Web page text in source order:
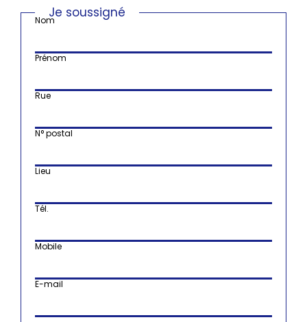
Je soussigné
Nom
Prénom
Rue
N° postal
Lieu
Tél.
Mobile
E-mail